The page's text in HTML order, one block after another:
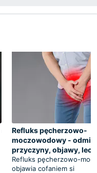
Refluks pęcherzowo-
moczowodowy -
przyczyny, objawy,
Refluks pęcherzowo-
objawia cofaniem si